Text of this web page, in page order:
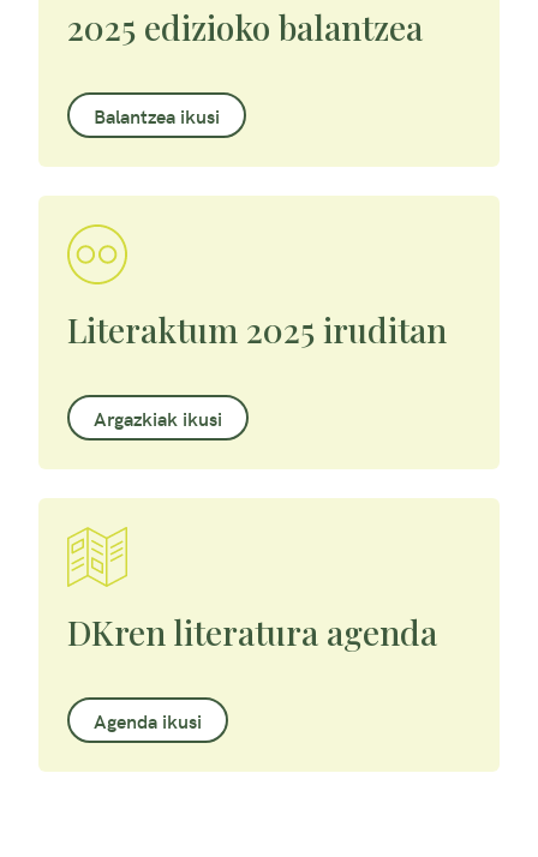
2025 edizioko balantzea
Balantzea ikusi
Literaktum 2025 iruditan
Argazkiak ikusi
DKren literatura agenda
Agenda ikusi